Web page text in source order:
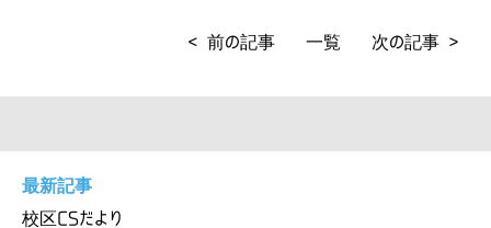
< 前の記事 一覧 次の記事 >
最新記事
校区CSだより